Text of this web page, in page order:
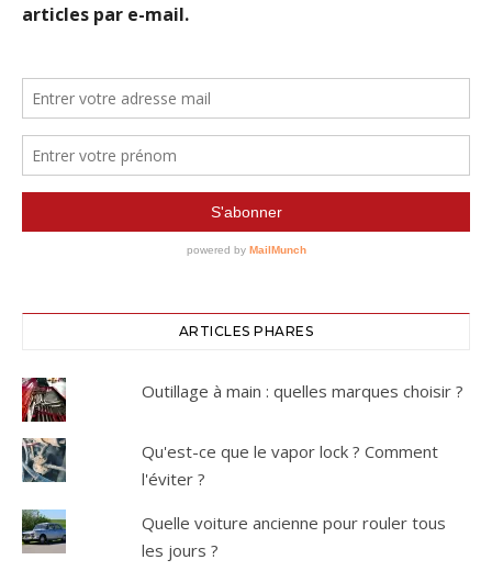
ARTICLES PHARES
Outillage à main : quelles marques choisir ?
Qu'est-ce que le vapor lock ? Comment
l'éviter ?
Quelle voiture ancienne pour rouler tous
les jours ?